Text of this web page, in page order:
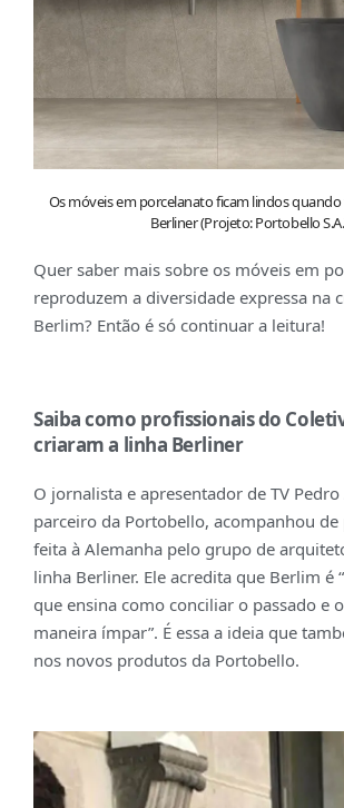
Os móveis em porcelanato ficam lindos
Berliner (Projeto: Portobello
Quer saber mais sobre os móveis em
reproduzem a diversidade expressa na
Berlim? Então é só continuar a leitura!
Saiba como profissionais do
criaram a linha Berliner
O jornalista e apresentador de TV
parceiro da Portobello, acompanhou
feita à Alemanha pelo grupo de
linha Berliner. Ele acredita que Berlim é
que ensina como conciliar o passado e
maneira ímpar”. É essa a ideia que
nos novos produtos da Portobello.